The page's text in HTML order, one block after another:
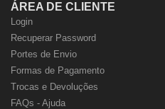
ÁREA DE CLIENTE
Login
Recuperar Password
Portes de Envio
Formas de Pagamento
Trocas e Devoluções
FAQs - Ajuda